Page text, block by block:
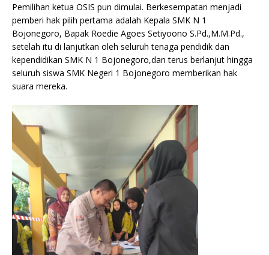
Pemilihan ketua OSIS pun dimulai. Berkesempatan menjadi
pemberi hak pilih pertama adalah Kepala SMK N 1
Bojonegoro, Bapak Roedie Agoes Setiyoono S.Pd.,M.M.Pd.,
setelah itu di lanjutkan oleh seluruh tenaga pendidik dan
kependidikan SMK N 1 Bojonegoro,dan terus berlanjut hingga
seluruh siswa SMK Negeri 1 Bojonegoro memberikan hak
suara mereka.